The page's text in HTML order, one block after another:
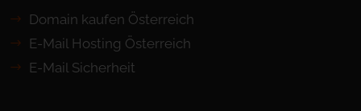
Domain kaufen Österreich
E-Mail Hosting Österreich
E-Mail Sicherheit